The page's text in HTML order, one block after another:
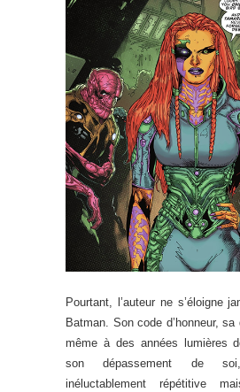
Pourtant, l’auteur ne s’éloigne
Batman. Son code d’honneur,
même à des années lumières
son dépassement de
inéluctablement répétitive